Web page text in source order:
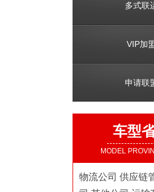
多式联
VIP加
申请联
车型
MODEL
物流公司 供应链